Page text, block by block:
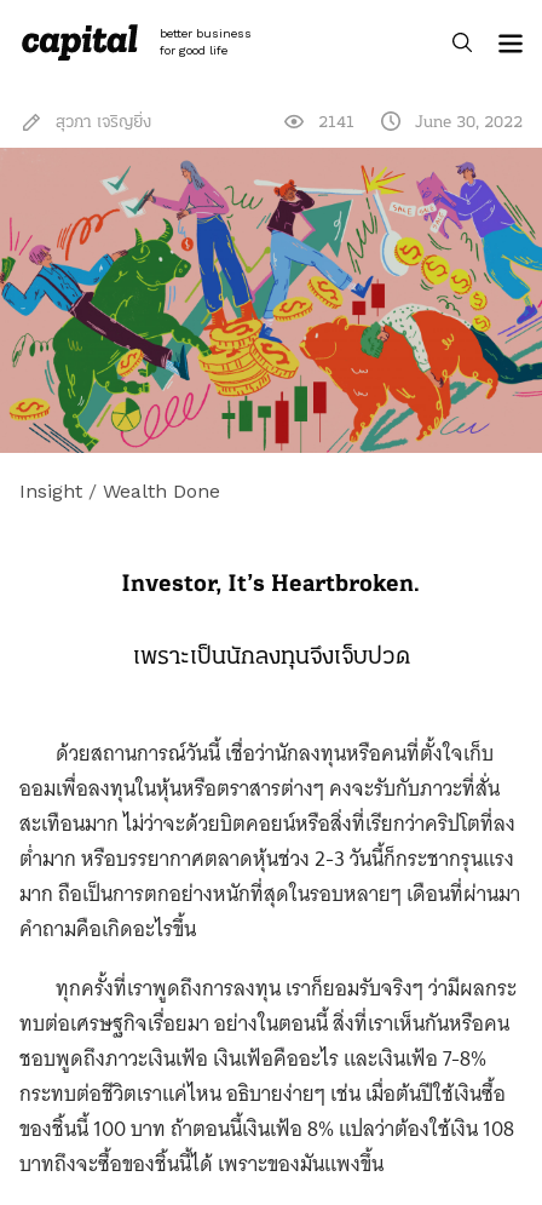
content
better business
for good life
สุวภา เจริญยิ่ง 2141 June 30, 2022
Insight / Wealth Done
Investor, It’s Heartbroken.
เพราะเป็นนักลงทุนจึงเจ็บปวด
ด้วยสถานการณ์วันนี้ เชื่อว่านักลงทุนหรือคนที่ตั้งใจเก็บ
ออมเพื่อลงทุนในหุ้นหรือตราสารต่างๆ คงจะรับกับภาวะที่สั่น
สะเทือนมาก ไม่ว่าจะด้วยบิตคอยน์หรือสิ่งที่เรียกว่าคริปโตที่ลง
ต่ำมาก หรือบรรยากาศตลาดหุ้นช่วง 2-3 วันนี้ก็กระชากรุนแรง
มาก ถือเป็นการตกอย่างหนักที่สุดในรอบหลายๆ เดือนที่ผ่านมา
คำถามคือเกิดอะไรขึ้น
ทุกครั้งที่เราพูดถึงการลงทุน เราก็ยอมรับจริงๆ ว่ามีผลกระ
ทบต่อเศรษฐกิจเรื่อยมา อย่างในตอนนี้ สิ่งที่เราเห็นกันหรือคน
ชอบพูดถึงภาวะเงินเฟ้อ เงินเฟ้อคืออะไร และเงินเฟ้อ 7-8%
กระทบต่อชีวิตเราแค่ไหน อธิบายง่ายๆ เช่น เมื่อต้นปีใช้เงินซื้อ
ของชิ้นนี้ 100 บาท ถ้าตอนนี้เงินเฟ้อ 8% แปลว่าต้องใช้เงิน 108
บาทถึงจะซื้อของชิ้นนี้ได้ เพราะของมันแพงขึ้น